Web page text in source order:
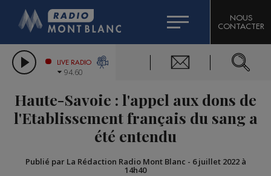
LES CHRONIQUES DE L'EXPERT
CITIZEN MACHINERY
GRAND MASSIF DOMAINES SKIABLES
BIGARD
COMPAGNIE DU MONT-BLANC
NOUS
CONTACTER
LIVE RADIO
94.60
Haute-Savoie : l'appel aux dons de
l'Etablissement français du sang a
été entendu
Publié par La Rédaction Radio Mont Blanc - 6 juillet 2022 à
14h40